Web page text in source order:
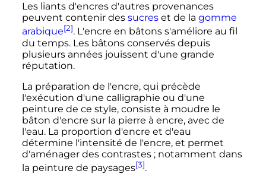
Les liants d'encres d'autres provenances
peuvent contenir des sucreset de la gomme
arabique[2]. L'encre en bâtons s'améliore au fil
du temps. Les bâtons conservés depuis
plusieurs années jouissent d'une grande
réputation.
La préparation de l'encre, qui précède
l'exécution d'une calligraphie ou d'une
peinture de ce style, consiste à moudre le
bâton d'encre sur la pierre à encre, avec de
l'eau. La proportion d'encre et d'eau
détermine l'intensité de l'encre, et permet
d'aménager des contrastes ; notamment dans
la peinture de paysages[3].